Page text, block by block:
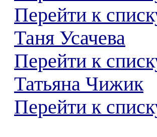
Перейти к
Таня Усачева
Перейти к
Татьяна Чижик
Перейти к